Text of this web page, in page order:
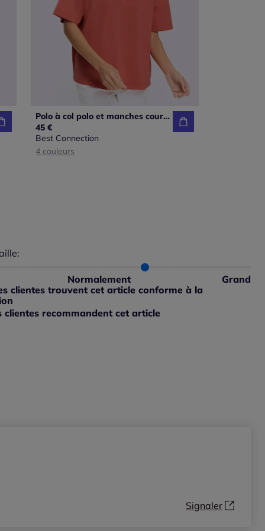
Polo à col polo et manches courtes en mélange de matières douces
45 €
Best Connection
4 couleurs
Normalement Grand
taillant selon les avis clients
: 25%
clientes trouvent cet article conforme à la
clientes recommandent cet article
Signaler